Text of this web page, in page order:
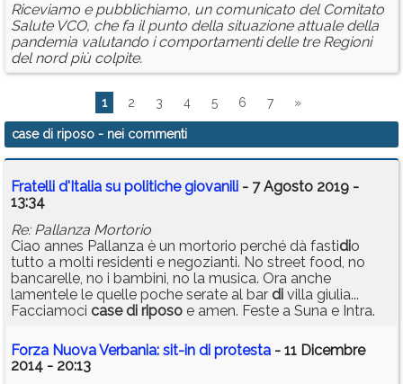
Riceviamo e pubblichiamo, un comunicato del Comitato
Salute VCO, che fa il punto della situazione attuale della
pandemia valutando i comportamenti delle tre Regioni
del nord più colpite.
1 2 3 4 5 6 7 »
case di riposo - nei commenti
Fratelli d'Italia su politiche giovanili - 7 Agosto 2019 -
13:34
Re: Pallanza Mortorio
Ciao annes Pallanza è un mortorio perché dà fastidio
tutto a molti residenti e negozianti. No street food, no
bancarelle, no i bambini, no la musica. Ora anche
lamentele le quelle poche serate al bar di villa giulia...
Facciamoci case di riposo e amen. Feste a Suna e Intra.
Forza Nuova Verbania: sit-in di protesta - 11 Dicembre
2014 - 20:13